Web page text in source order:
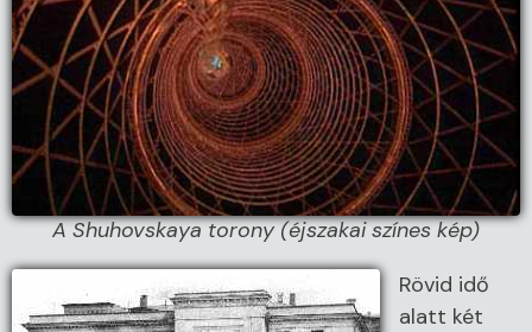
A Shuhovskaya torony (éjszakai színes kép)
Rövid idő
alatt két